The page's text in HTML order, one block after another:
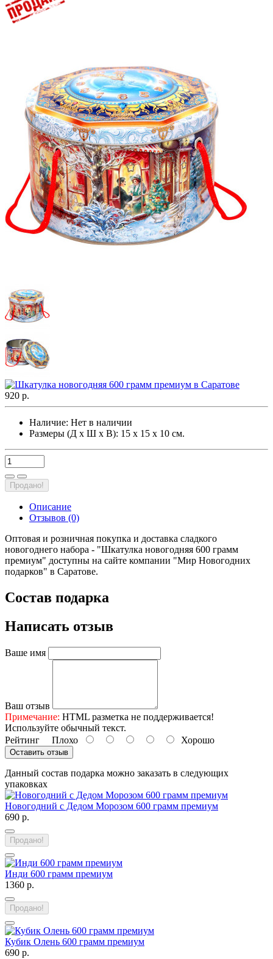
920 р.
Наличие: Нет в наличии
Размеры (Д х Ш х В): 15 х 15 х 10 см.
Продано!
Описание
Отзывов (0)
Оптовая и розничная покупка и доставка сладкого
новогоднего набора - "Шкатулка новогодняя 600 грамм
премиум" доступны на сайте компании "Мир Новогодних
подарков" в Саратове.
Состав подарка
Написать отзыв
Ваше имя
Ваш отзыв
Примечание: HTML разметка не поддерживается!
Используйте обычный текст.
Рейтинг Плохо Хорошо
Оставить отзыв
Данный состав подарка можно заказать в следующих
упаковках
Новогодний с Дедом Морозом 600 грамм премиум
690 р.
Продано!
Инди 600 грамм премиум
1360 р.
Продано!
Кубик Олень 600 грамм премиум
690 р.